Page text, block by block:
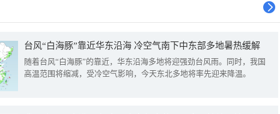
台风“白海豚”靠近华东沿海 冷空气南下中东部多地暑热缓解
随着台风“白海豚”的靠近，华东沿海多地将迎强劲台风雨。同时，我国
高温范围将缩减，受冷空气影响，今天东北多地将率先迎来降温。